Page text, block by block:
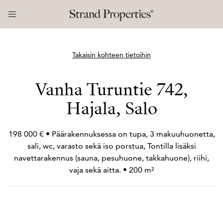
Takaisin kohteen tietoihin
Vanha Turuntie 742,
Hajala, Salo
198 000 € • Päärakennuksessa on tupa, 3 makuuhuonetta,
sali, wc, varasto sekä iso porstua, Tontilla lisäksi
navettarakennus (sauna, pesuhuone, takkahuone), riihi,
vaja sekä aitta. • 200 m²